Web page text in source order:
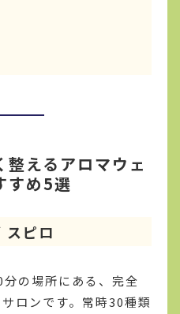
えるアロマウェ
すめ5選
スピロ
の場所にある、完全
ロンです。常時30種類